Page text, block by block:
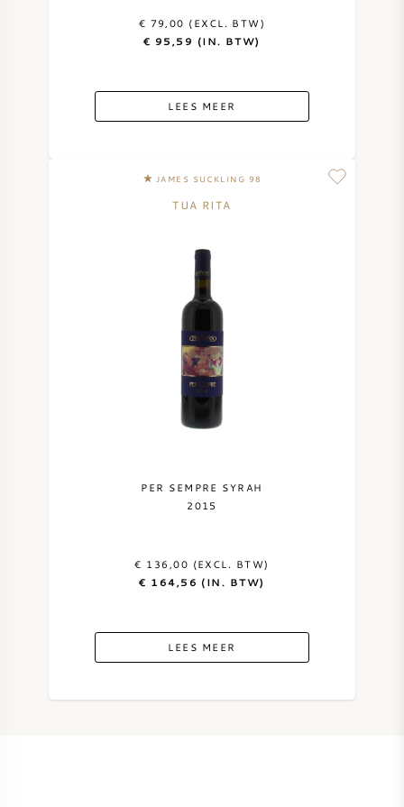
€ 79,00 (EXCL. BTW)
€ 95,59 (IN. BTW)
LEES MEER
JAMES SUCKLING 98
TUA RITA
PER SEMPRE SYRAH
2015
€ 136,00 (EXCL. BTW)
€ 164,56 (IN. BTW)
LEES MEER